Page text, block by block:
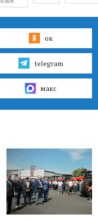
ЯЗЫК
ок
telegram
макс